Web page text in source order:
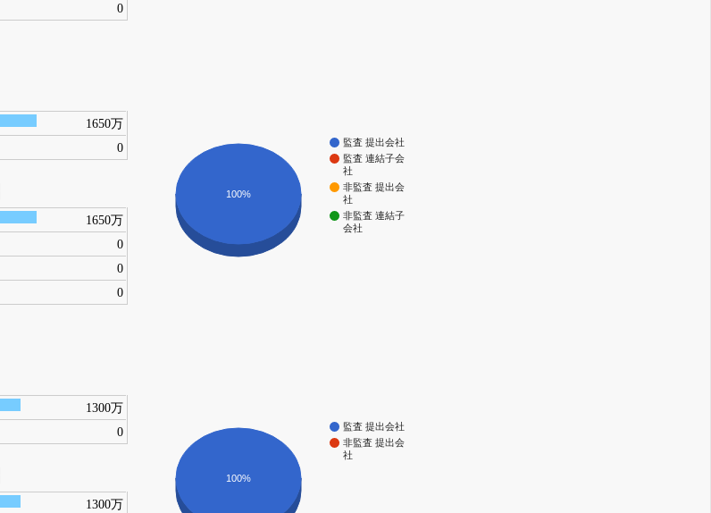
0
1650万
0
1650万
0
0
0
監査 提出会社
監査 連結子会
社
非監査 提出会
社
非監査 連結子
会社
100%
1300万
0
1300万
監査 提出会社
非監査 提出会
社
100%